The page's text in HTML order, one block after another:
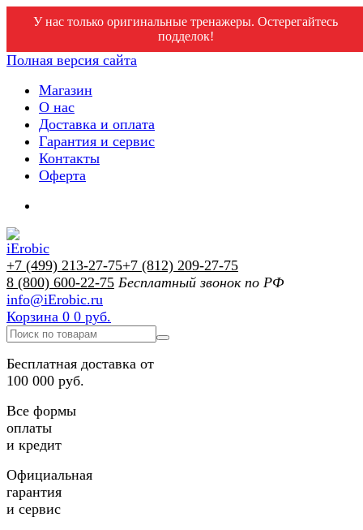
У нас только оригинальные тренажеры. Остерегайтесь
подделок!
Полная версия сайта
Магазин
О нас
Доставка и оплата
Гарантия и сервис
Контакты
Оферта
+7 (499) 213-27-75+7 (812) 209-27-75
8 (800) 600-22-75 Бесплатный звонок по РФ
info@iErobic.ru
Корзина 0 0 руб.
Бесплатная доставка от
100 000 руб.
Все формы
оплаты
и кредит
Официальная
гарантия
и сервис